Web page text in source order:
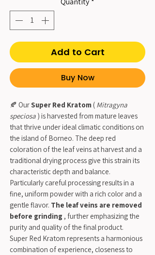
Add to Cart
Buy Now
🍂 OurSuper Red Kratom ( Mitragyna
speciosa ) is harvested from mature leaves
that thrive under ideal climatic conditions on
the island of Borneo. The deep red
coloration of the leaf veins at harvest and a
traditional drying process give this strain its
characteristic depth and balance.
Particularly careful processing results in a
fine, uniform powder with a rich color and a
gentle flavor. The leaf veins are removed
before grinding , further emphasizing the
purity and quality of the final product.
Super Red Kratom represents a harmonious
combination of experience, closeness to